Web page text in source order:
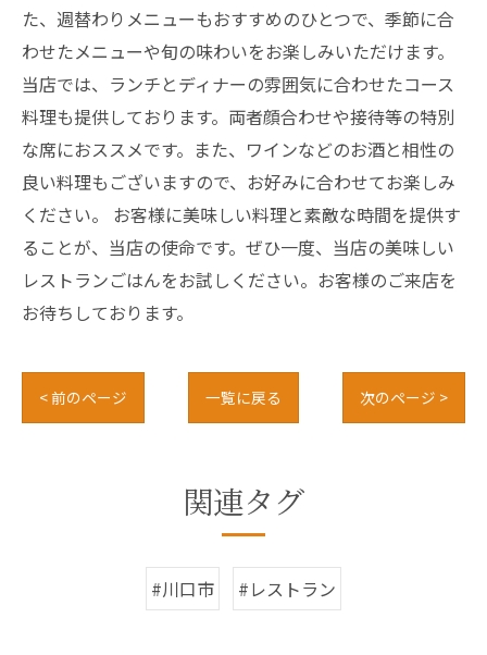
た、週替わりメニューもおすすめのひとつで、季節に合
わせたメニューや旬の味わいをお楽しみいただけます。
当店では、ランチとディナーの雰囲気に合わせたコース
料理も提供しております。両者顔合わせや接待等の特別
な席におススメです。また、ワインなどのお酒と相性の
良い料理もございますので、お好みに合わせてお楽しみ
ください。 お客様に美味しい料理と素敵な時間を提供す
ることが、当店の使命です。ぜひ一度、当店の美味しい
レストランごはんをお試しください。お客様のご来店を
お待ちしております。
< 前のページ 一覧に戻る 次のページ >
関連タグ
#川口市 #レストラン